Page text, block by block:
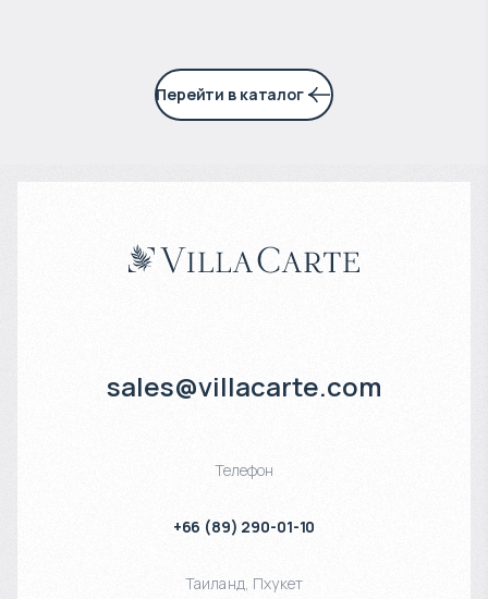
Перейти в каталог
sales@villacarte.com
Телефон
+66 (89) 290-01-10
Таиланд, Пхукет